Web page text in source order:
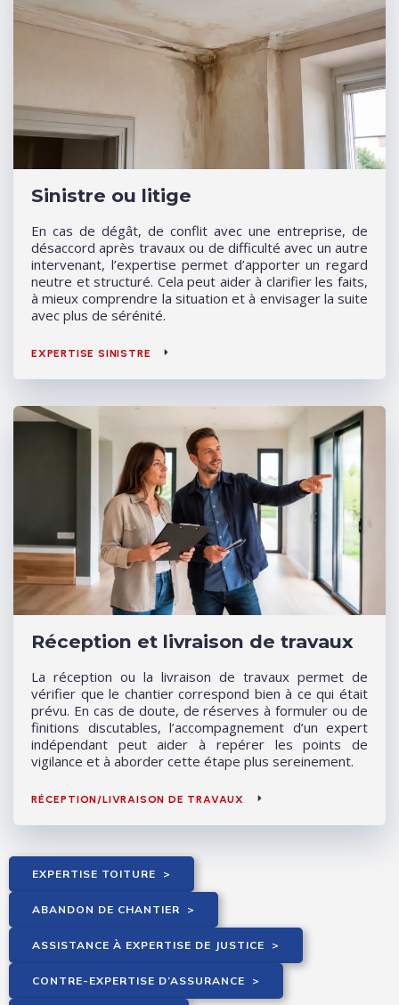
Sinistre ou litige
En cas de dégât, de conflit avec une entreprise, de
désaccord après travaux ou de difficulté avec un autre
intervenant, l’expertise permet d’apporter un regard
neutre et structuré. Cela peut aider à clarifier les faits,
à mieux comprendre la situation et à envisager la suite
avec plus de sérénité.
EXPERTISE SINISTRE
Réception et livraison de travaux
La réception ou la livraison de travaux permet de
vérifier que le chantier correspond bien à ce qui était
prévu. En cas de doute, de réserves à formuler ou de
finitions discutables, l’accompagnement d’un expert
indépendant peut aider à repérer les points de
vigilance et à aborder cette étape plus sereinement.
RÉCEPTION/LIVRAISON DE TRAVAUX
EXPERTISE TOITURE >
ABANDON DE CHANTIER >
ASSISTANCE À EXPERTISE DE JUSTICE >
CONTRE-EXPERTISE D’ASSURANCE >